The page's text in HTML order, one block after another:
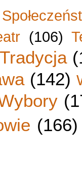
(106)
Tradycja
(142)
(166)